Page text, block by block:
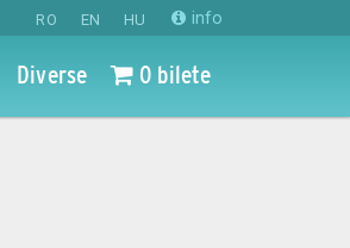
RO EN HU info
Diverse 0 bilete